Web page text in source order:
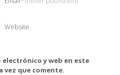
Website
electrónico y web en este
vez que comente.